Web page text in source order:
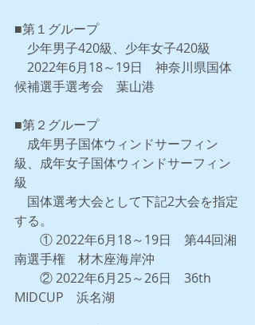
■第１グループ
少年男子420級、少年女子420級
2022年6月18～19日　神奈川県国体
候補選手選考会　葉山港
■第２グループ
成年男子国体ウィンドサーフィン
級、成年女子国体ウィンドサーフィン
級
国体選考大会として下記2大会を指定
する。
① 2022年6月18～19日　第44回湘
南選手権　材木座海岸沖
② 2022年6月25～26日　36th
MIDCUP　浜名湖